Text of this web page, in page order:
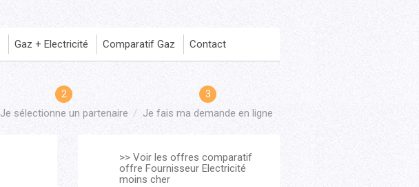
Gaz + Electricité Comparatif Gaz Contact
Je sélectionne un partenaire Je fais ma demande en ligne
>> Voir les offres comparatif
offre Fournisseur Electricité
moins cher